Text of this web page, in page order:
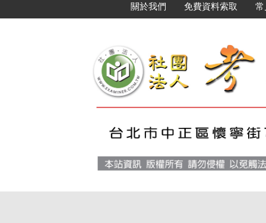
關於我們 免費資料索取 常